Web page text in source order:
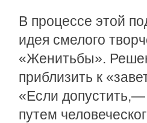
В процессе этой
идея смелого
«Женитьбы».
приблизить к
«Если
путем